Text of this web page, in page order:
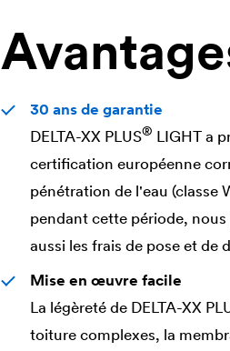
30 ans de garantie
DELTA-XX PLUS® LIGHT a
certification européenne
pénétration de l'eau (classe
pendant cette période,
aussi les frais de pose et de
Mise en œuvre facile
La légèreté de DELTA-XX
toiture complexes, la